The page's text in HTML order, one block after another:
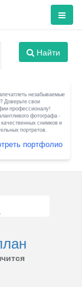
Найти
незабываемые
Доверьте свои
профессионалу!
фотографа -
качественных снимков и
портретов.
портфолио